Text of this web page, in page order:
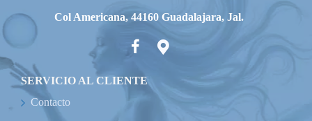
Col Americana, 44160 Guadalajara, Jal.
SERVICIO AL CLIENTE
Contacto